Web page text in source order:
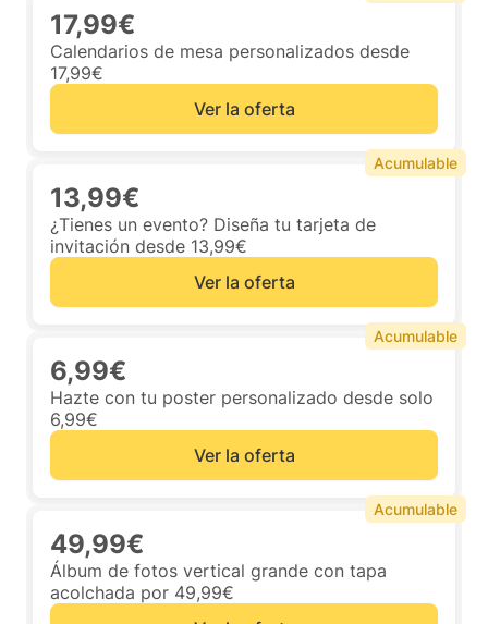
17,99€
Calendarios de mesa personalizados desde
17,99€
Ver la oferta
13,99€
¿Tienes un evento? Diseña tu tarjeta de
invitación desde 13,99€
Ver la oferta
Acumulable
6,99€
Hazte con tu poster personalizado desde solo
6,99€
Ver la oferta
Acumulable
49,99€
Álbum de fotos vertical grande con tapa
acolchada por 49,99€
Acumulable